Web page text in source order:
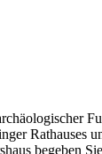
Rathauses
begeben